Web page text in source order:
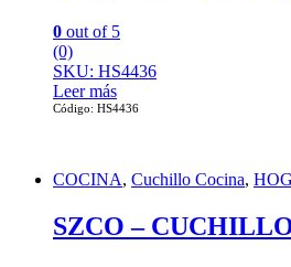
0 out of 5
(0)
SKU: HS4436
Leer más
Código: HS4436
COCINA, Cuchillo Cocina,
SZCO –